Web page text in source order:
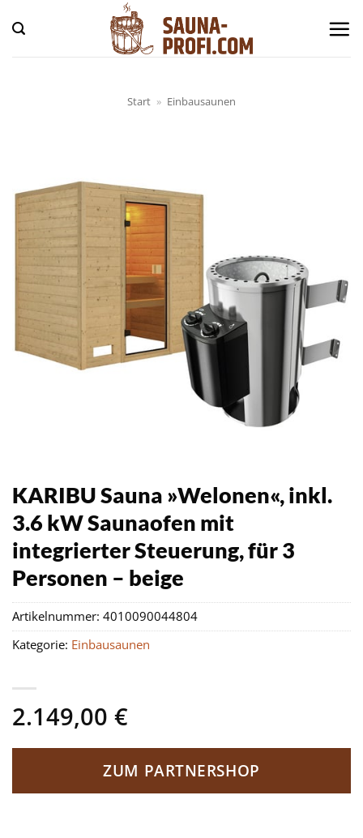
Inhalt
springen
Start » Einbausaunen
KARIBU Sauna »Welonen«, inkl.
3.6 kW Saunaofen mit
integrierter Steuerung, für 3
Personen – beige
2.149,00 €
ZUM PARTNERSHOP
Artikelnummer: 4010090044804
Kategorie: Einbausaunen